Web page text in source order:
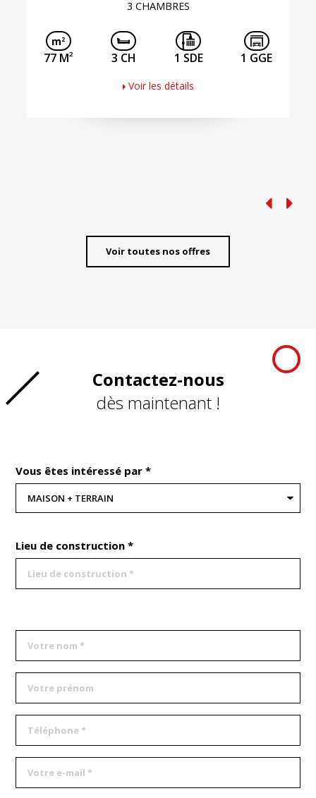
3 CHAMBRES
77 M2 3 CH 1 SDE 1 GGE
Voir les détails
Voir toutes nos offres
Contactez-nous
dès maintenant !
Vous êtes intéressé par *
Lieu de construction *